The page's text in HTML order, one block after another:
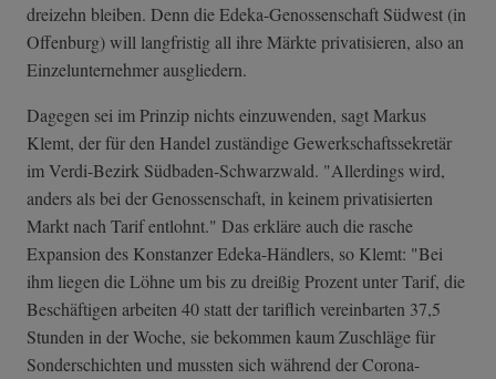
dreizehn bleiben. Denn die Edeka-Genossenschaft Südwest (in
Offenburg) will langfristig all ihre Märkte privatisieren, also an
Einzelunternehmer ausgliedern.
Dagegen sei im Prinzip nichts einzuwenden, sagt Markus
Klemt, der für den Handel zuständige Gewerkschaftssekretär
im Verdi-Bezirk Südbaden-Schwarzwald. "Allerdings wird,
anders als bei der Genossenschaft, in keinem privatisierten
Markt nach Tarif entlohnt." Das erkläre auch die rasche
Expansion des Konstanzer Edeka-Händlers, so Klemt: "Bei
ihm liegen die Löhne um bis zu dreißig Prozent unter Tarif, die
Beschäftigen arbeiten 40 statt der tariflich vereinbarten 37,5
Stunden in der Woche, sie bekommen kaum Zuschläge für
Sonderschichten und mussten sich während der Corona-